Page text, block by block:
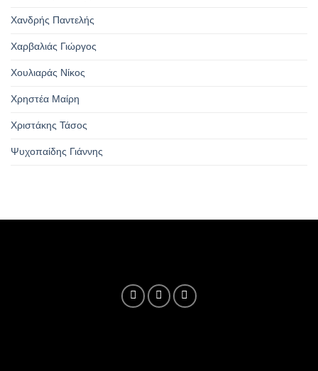
Χανδρής Παντελής
Χαρβαλιάς Γιώργος
Χουλιαράς Νίκος
Χρηστέα Μαίρη
Χριστάκης Τάσος
Ψυχοπαίδης Γιάννης